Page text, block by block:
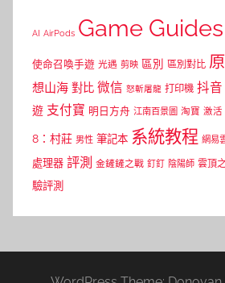
AI AirPods Game Guides
使命召喚手遊 光遇 剪映 區別 區別對比
想山海 對比 微信 怒斬屠龍 打印機 抖音
遊 支付寶 明日方舟 江南百景圖 淘寶 激活
8：村莊 男性 筆記本 系統教程 網易
處理器 評測 金鏟鏟之戰 釘釘 陰陽師 雲頂
驗評測